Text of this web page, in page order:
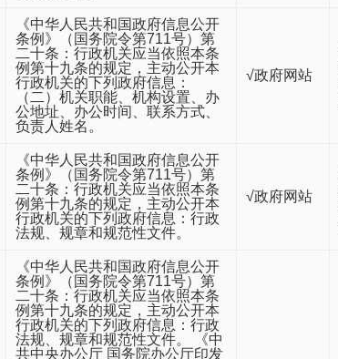
《中华人民共和国政府信息公开
条例》（国务院令第711号）第
二十条：行政机关应当依照本条
例第十九条的规定，主动公开本
行政机关的下列政府信息：
（二）机关职能、机构设置、办
公地址、办公时间、联系方式、
负责人姓名。
√政府网站
《中华人民共和国政府信息公开
条例》（国务院令第711号）第
二十条：行政机关应当依照本条
例第十九条的规定，主动公开本
行政机关的下列政府信息：行政
法规、规章和规范性文件。
√政府网站
《中华人民共和国政府信息公开
条例》（国务院令第711号）第
二十条：行政机关应当依照本条
例第十九条的规定，主动公开本
行政机关的下列政府信息：行政
法规、规章和规范性文件。 《中
共中央办公厅 国务院办公厅印发